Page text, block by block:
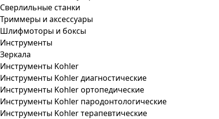
Сверлильные станки
Триммеры и аксессуары
Шлифмоторы и боксы
Инструменты
Зеркала
Инструменты Kohler
Инструменты Kohler диагностические
Инструменты Kohler ортопедические
Инструменты Kohler пародонтологические
Инструменты Kohler терапевтические